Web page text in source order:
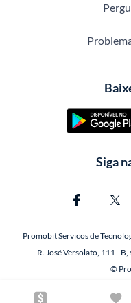
Siga
Promobit Servicos de
R. José Versolato, 111 -
©